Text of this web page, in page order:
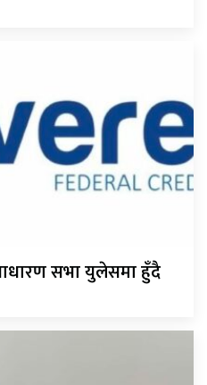
सभा युलेसमा हुँदै